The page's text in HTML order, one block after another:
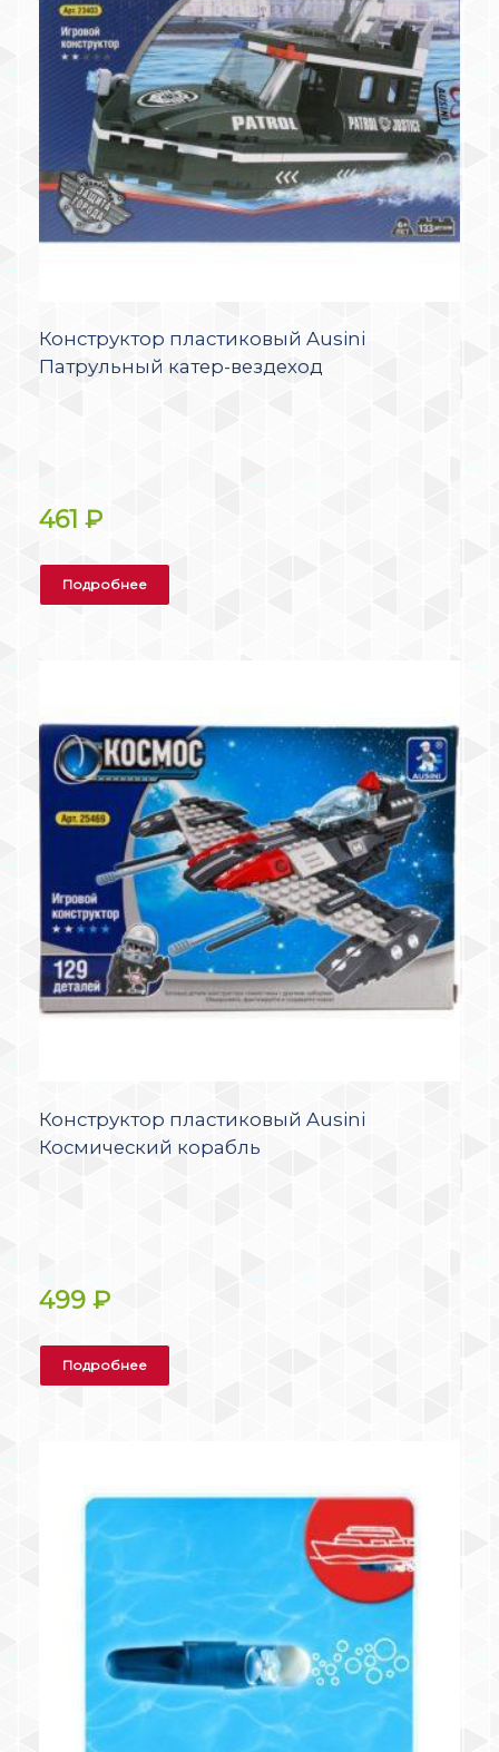
Конструктор пластиковый Ausini
Патрульный катер-вездеход
461 ₽
Подробнее
Конструктор пластиковый Ausini
Космический корабль
499 ₽
Подробнее